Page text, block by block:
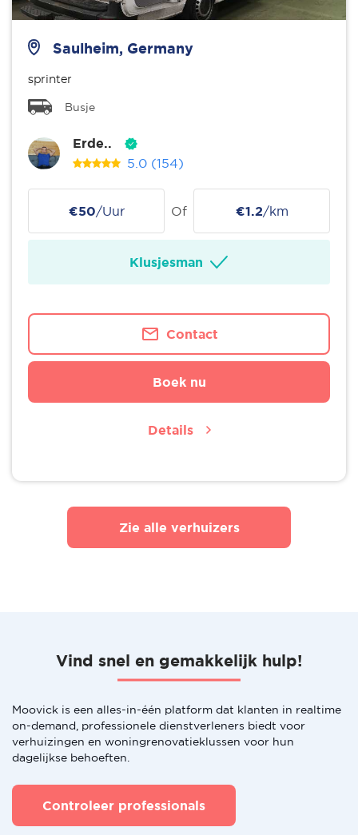
Saulheim, Germany
sprinter
Busje
Erde..
5.0 (154)
€50/Uur Of €1.2/km
Klusjesman
Contact
Boek nu
Details
Zie alle verhuizers
Vind snel en gemakkelijk hulp!
Moovick is een alles-in-één platform dat klanten in realtime
on-demand, professionele dienstverleners biedt voor
verhuizingen en woningrenovatieklussen voor hun
dagelijkse behoeften.
Controleer professionals